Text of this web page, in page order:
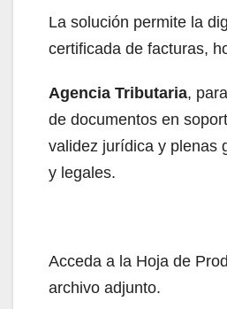
La solución permite la
certificada de facturas,
Agencia Tributaria,
de documentos en
validez jurídica y plenas
y legales.
Acceda a la Hoja de
archivo adjunto.